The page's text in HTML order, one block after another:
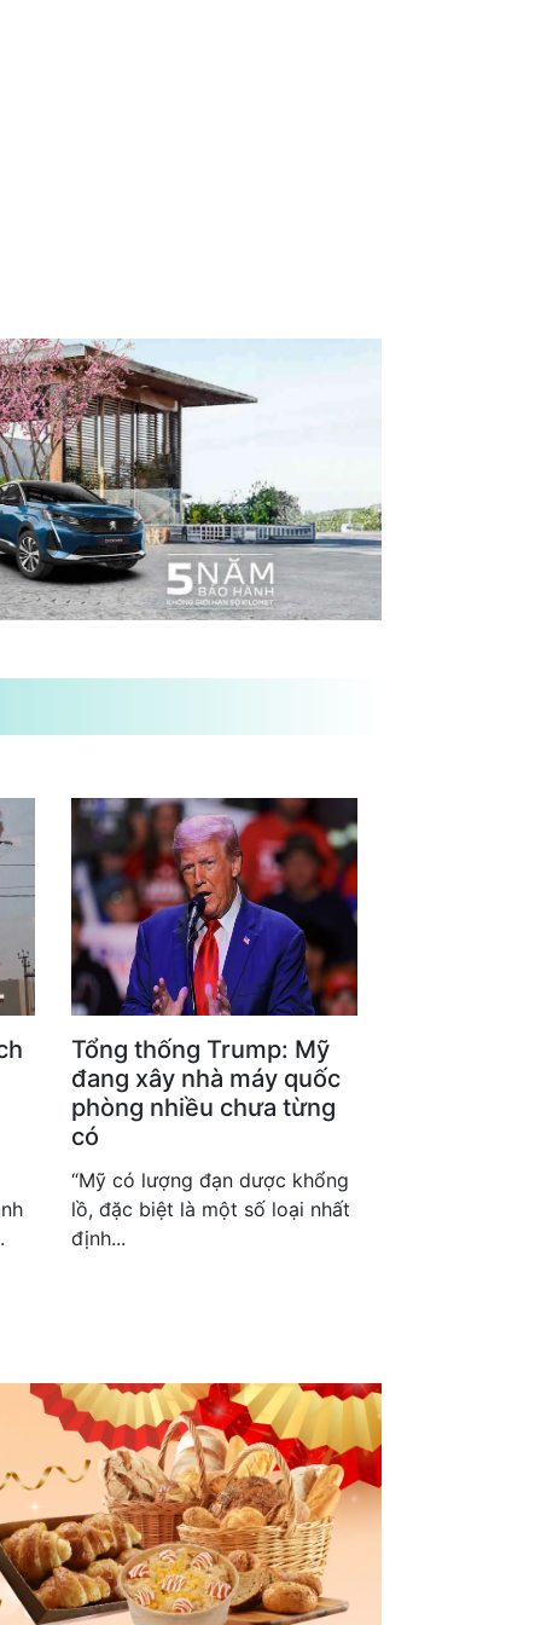
Tổng thống Trump: Mỹ
đang xây nhà máy quốc
phòng nhiều chưa từng
có
“Mỹ có lượng đạn dược khổng
lồ, đặc biệt là một số loại nhất
định...